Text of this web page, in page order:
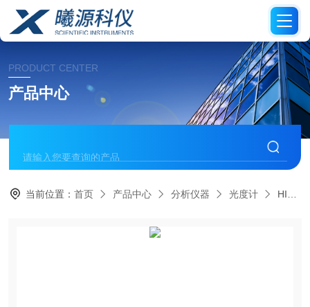
PRODUCT CENTER
产品中心
当前位置：首页 产品中心 分析仪器 光度计 HI97707亚硝酸盐低范围光度计